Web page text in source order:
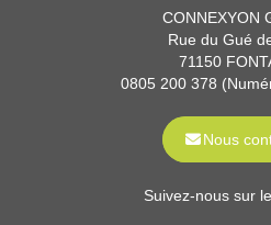
CONNEXYON
Rue du Gué
71150
0805 200 378
Nous
Suivez-nous sur